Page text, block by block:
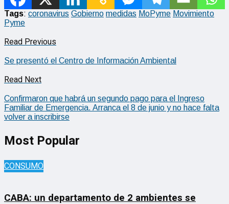
Tags: coronavirus Gobierno medidas MoPyme Movimiento
Pyme
Read Previous
Se presentó el Centro de Información Ambiental
Read Next
Confirmaron que habrá un segundo pago para el Ingreso
Familiar de Emergencia. Arranca el 8 de junio y no hace falta
volver a inscribirse
Most Popular
CONSUMO
CABA: un departamento de 2 ambientes se